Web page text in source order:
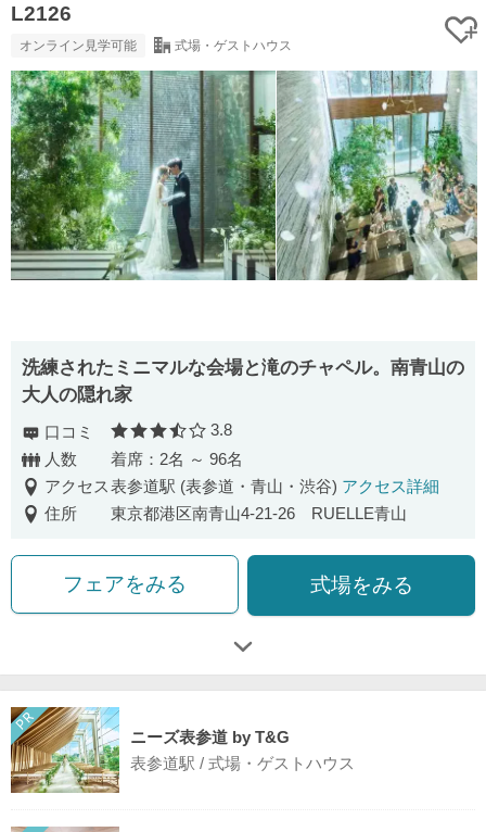
L2126
オンライン見学可能 式場・ゲストハウス
洗練されたミニマルな会場と滝のチャペル。南青山の
大人の隠れ家
口コミ 口コミ評価
3.8
人数
着席：2名 ～ 96名
アクセス表参道駅 (表参道・青山・渋谷) アクセス詳細
住所
東京都港区南青山4-21-26 RUELLE青山
フェアをみる 式場をみる
ニーズ表参道 by T&G
表参道駅 / 式場・ゲストハウス